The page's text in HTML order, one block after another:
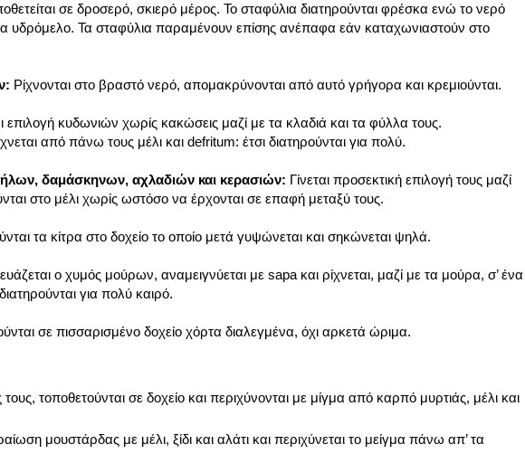
σε δροσερό, σκιερό μέρος. Το σταφύλια διατηρούνται φρέσκα ενώ το νερό
υδρόμελο. Τα σταφύλια παραμένουν επίσης ανέπαφα εάν καταχωνιαστούν στο
Ρίχνονται στο βραστό νερό, απομακρύνονται από αυτό γρήγορα και κρεμιούνται.
επιλογή κυδωνιών χωρίς κακώσεις μαζί με τα κλαδιά και τα φύλλα τους.
από πάνω τους μέλι και defritum: έτσι διατηρούνται για πολύ.
δαμάσκηνων, αχλαδιών και κερασιών: Γίνεται προσεκτική επιλογή τους μαζί
στο μέλι χωρίς ωστόσο να έρχονται σε επαφή μεταξύ τους.
τα κίτρα στο δοχείο το οποίο μετά γυψώνεται και σηκώνεται ψηλά.
ο χυμός μούρων, αναμειγνύεται με sapa και ρίχνεται, μαζί με τα μούρα, σ’ ένα
για πολύ καιρό.
σε πισσαρισμένο δοχείο χόρτα διαλεγμένα, όχι αρκετά ώριμα.
τοποθετούνται σε δοχείο και περιχύνονται με μίγμα από καρπό μυρτιάς, μέλι και
μουστάρδας με μέλι, ξίδι και αλάτι και περιχύνεται το μείγμα πάνω απ’ τα